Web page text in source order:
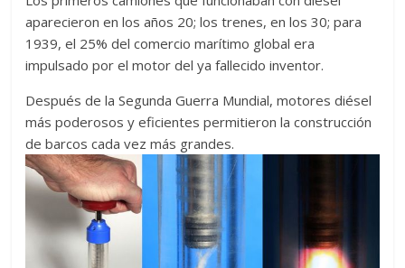
aparecieron en los años 20; los trenes, en los 30; para
1939, el 25% del comercio marítimo global era
impulsado por el motor del ya fallecido inventor.
Después de la Segunda Guerra Mundial, motores diésel
más poderosos y eficientes permitieron la construcción
de barcos cada vez más grandes.